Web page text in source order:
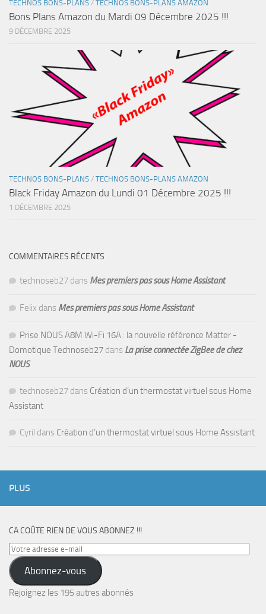
TECHNOS BONS-PLANS / TECHNOS BONS-PLANS AMAZON
Bons Plans Amazon du Mardi 09 Décembre 2025 !!!
9 DÉCEMBRE 2025
TECHNOS BONS-PLANS / TECHNOS BONS-PLANS AMAZON
Black Friday Amazon du Lundi 01 Décembre 2025 !!!
1 DÉCEMBRE 2025
COMMENTAIRES RÉCENTS
technoseb27 dans Mes premiers pas sous Home Assistant
Felix dans Mes premiers pas sous Home Assistant
Prise NOUS A8M Wi-Fi 16A : la nouvelle référence Matter -
Domotique Technoseb27 dans La prise connectée ZigBee de chez
NOUS
technoseb27 dans Création d’un thermostat virtuel sous Home
Assistant
Cyril dans Création d’un thermostat virtuel sous Home Assistant
PLUS
CA COÛTE RIEN DE VOUS ABONNEZ !!!
Votre
adresse
e-
mail
Abonnez-vous
Rejoignez les 195 autres abonnés